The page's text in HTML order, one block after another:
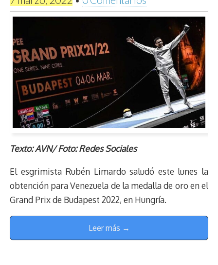
Texto: AVN/ Foto: Redes Sociales
El esgrimista Rubén Limardo saludó este lunes la
obtención para Venezuela de la medalla de oro en el
Grand Prix de Budapest 2022, en Hungría.
Leer más →